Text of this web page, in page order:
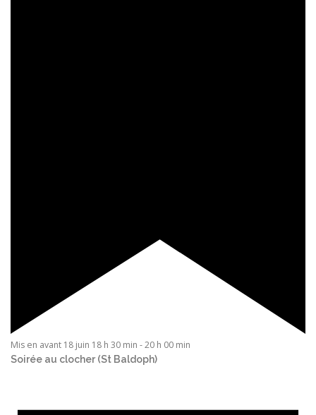
Mis en avant 18 juin 18 h 30 min -20 h 00 min
Soirée au clocher (St Baldoph)